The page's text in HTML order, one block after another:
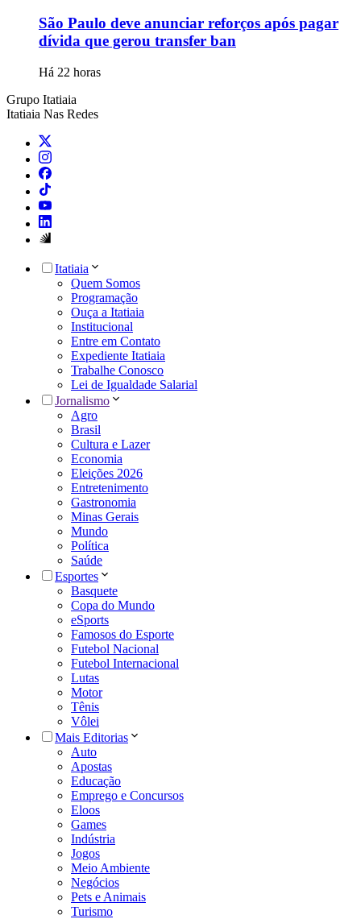
São Paulo deve anunciar reforços após pagar
dívida que gerou transfer ban
Há 22 horas
Grupo Itatiaia
Itatiaia Nas Redes
Itatiaia
Quem Somos
Programação
Ouça a Itatiaia
Institucional
Entre em Contato
Expediente Itatiaia
Trabalhe Conosco
Lei de Igualdade Salarial
Jornalismo
Agro
Brasil
Cultura e Lazer
Economia
Eleições 2026
Entretenimento
Gastronomia
Minas Gerais
Mundo
Política
Saúde
Esportes
Basquete
Copa do Mundo
eSports
Famosos do Esporte
Futebol Nacional
Futebol Internacional
Lutas
Motor
Tênis
Vôlei
Mais Editorias
Auto
Apostas
Educação
Emprego e Concursos
Eloos
Games
Indústria
Jogos
Meio Ambiente
Negócios
Pets e Animais
Turismo